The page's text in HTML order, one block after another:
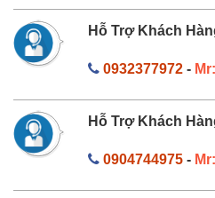
Hỗ Trợ Khách
0932377972-
Hỗ Trợ Khách
0904744975-